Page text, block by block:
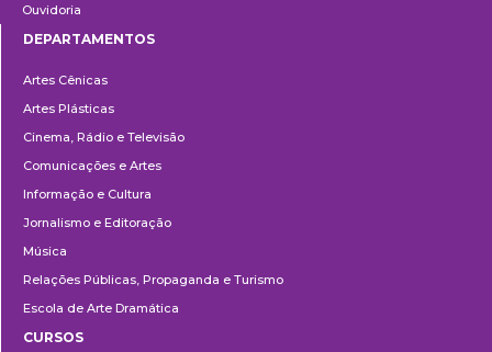
Ouvidoria
DEPARTAMENTOS
Artes Cênicas
Artes Plásticas
Cinema, Rádio e Televisão
Comunicações e Artes
Informação e Cultura
Jornalismo e Editoração
Música
Relações Públicas, Propaganda e Turismo
Escola de Arte Dramática
CURSOS